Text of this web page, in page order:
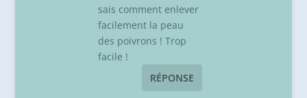
sais comment enlever
facilement la peau
des poivrons ! Trop
facile !
RÉPONSE